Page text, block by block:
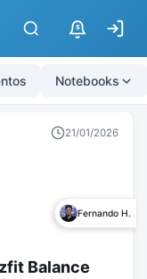
$
Notebooks
21/01/2026
Fernando H.
Balance